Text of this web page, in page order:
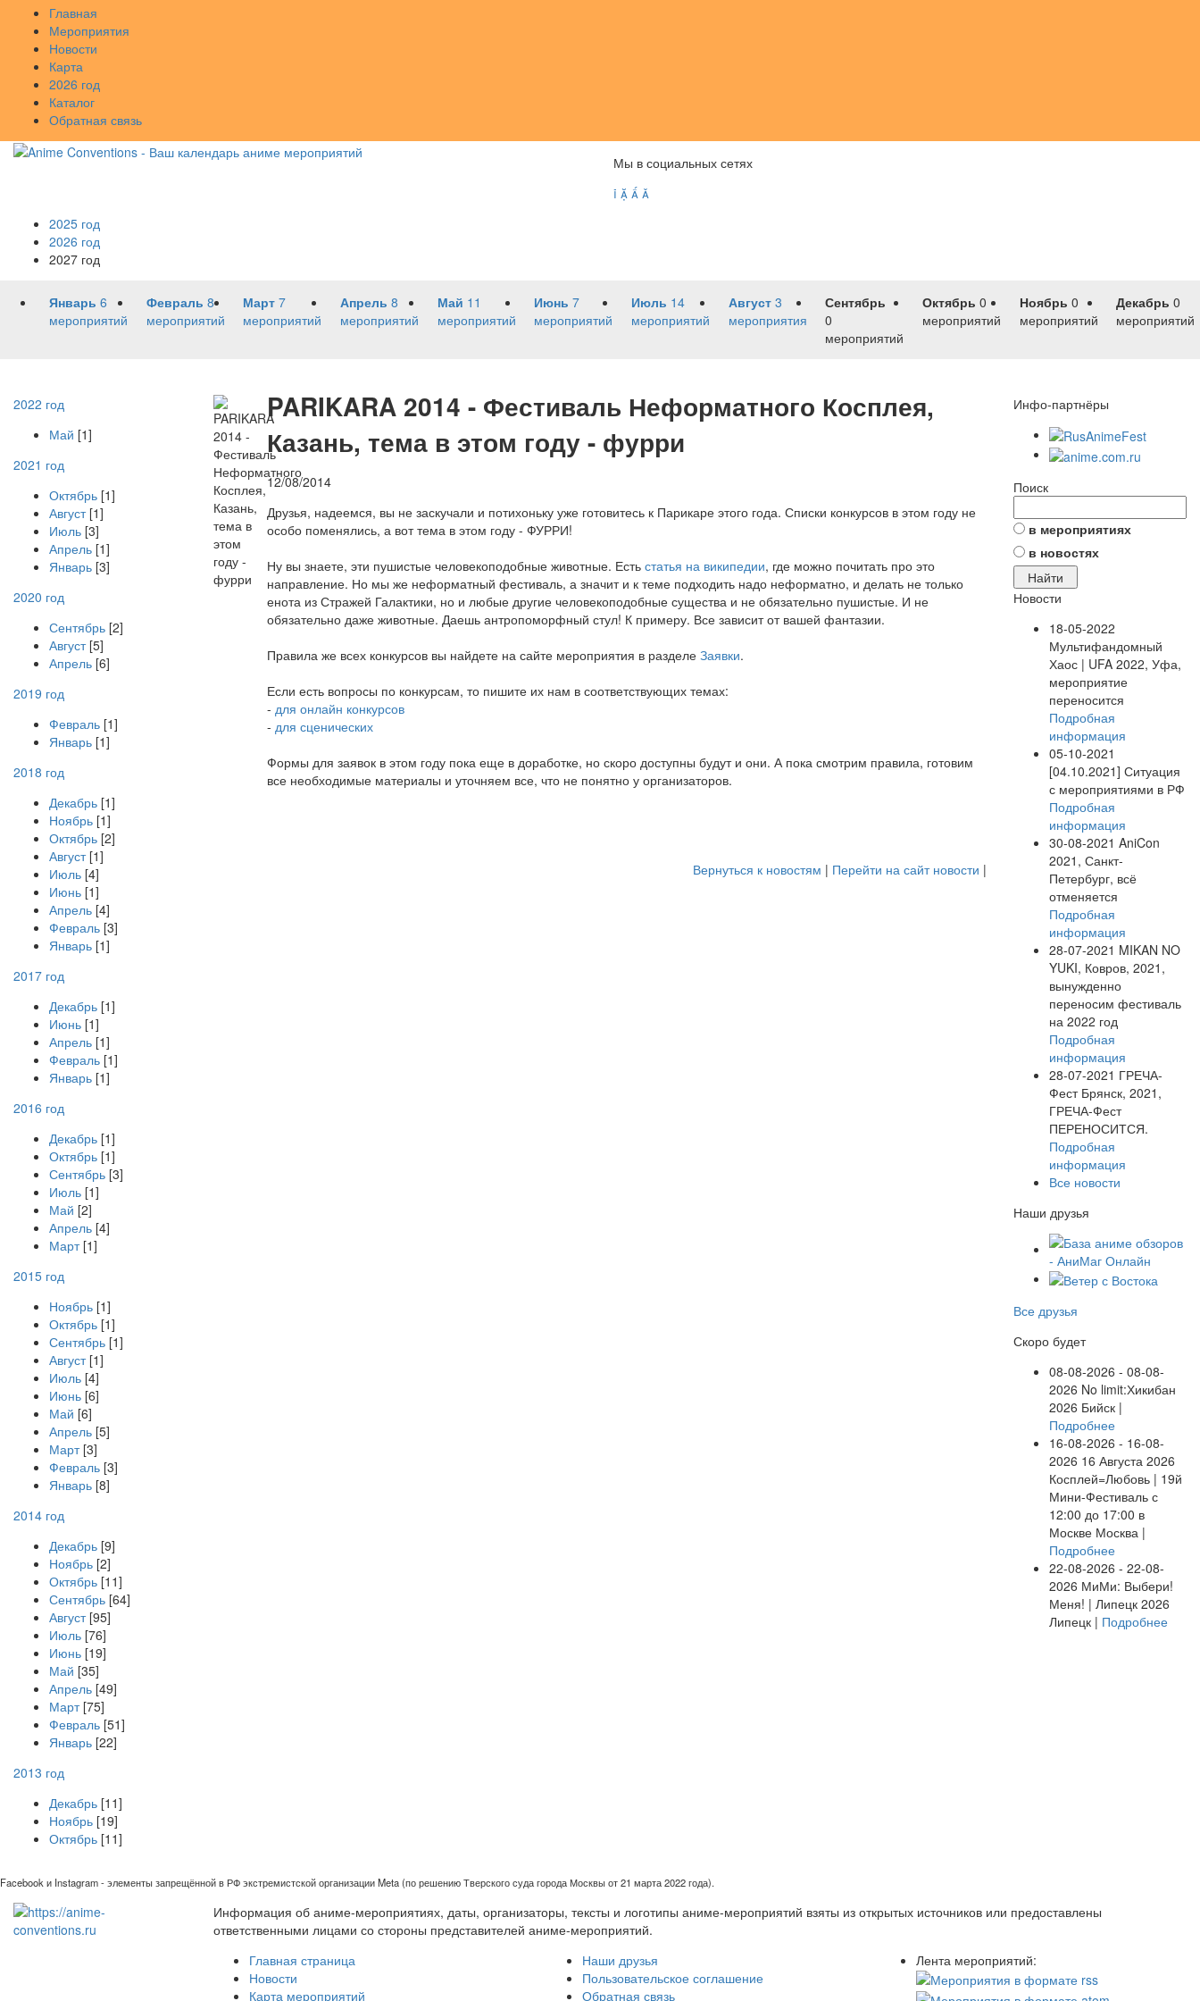
Главная
Мероприятия
Новости
Карта
2026 год
Каталог
Обратная связь
Мы в социальных сетях
   
2025 год
2026 год
2027 год
Январь 6
мероприятий
Февраль 8
мероприятий
Март 7
мероприятий
Апрель 8
мероприятий
Май 11
мероприятий
Июнь 7
мероприятий
Июль 14
мероприятий
Август 3
мероприятия
Сентябрь
0
мероприятий
Октябрь 0
мероприятий
Ноябрь 0
мероприятий
Декабрь 0
мероприятий
2022 год
Май [1]
2021 год
Октябрь [1]
Август[1]
Июль [3]
Апрель [1]
Январь [3]
2020 год
Сентябрь [2]
Август[5]
Апрель [6]
2019 год
Февраль [1]
Январь [1]
2018 год
Декабрь [1]
Ноябрь [1]
Октябрь [2]
Август[1]
Июль [4]
Июнь [1]
Апрель [4]
Февраль [3]
Январь [1]
2017 год
Декабрь [1]
Июнь [1]
Апрель [1]
Февраль [1]
Январь [1]
2016 год
Декабрь [1]
Октябрь [1]
Сентябрь [3]
Июль [1]
Май [2]
Апрель [4]
Март[1]
2015 год
Ноябрь [1]
Октябрь [1]
Сентябрь [1]
Август[1]
Июль [4]
Июнь [6]
Май [6]
Апрель [5]
Март[3]
Февраль [3]
Январь [8]
2014 год
Декабрь [9]
Ноябрь [2]
Октябрь [11]
Сентябрь [64]
Август[95]
Июль [76]
Июнь [19]
Май [35]
Апрель [49]
Март[75]
Февраль [51]
Январь [22]
2013 год
Декабрь [11]
Ноябрь [19]
Октябрь [11]
PARIKARA 2014 - Фестиваль Неформатного Косплея,
Казань, тема в этом году - фурри
12/08/2014
Друзья, надеемся, вы не заскучали и потихоньку уже готовитесь к Парикаре этого года. Списки конкурсов в этом году не
особо поменялись, а вот тема в этом году - ФУРРИ!
Ну вы знаете, эти пушистые человекоподобные животные. Есть статья на википедии, где можно почитать про это
направление. Но мы же неформатный фестиваль, а значит и к теме подходить надо неформатно, и делать не только
енота из Стражей Галактики, но и любые другие человекоподобные существа и не обязательно пушистые. И не
обязательно даже животные. Даешь антропоморфный стул! К примеру. Все зависит от вашей фантазии.
Правила же всех конкурсов вы найдете на сайте мероприятия в разделе Заявки.
Если есть вопросы по конкурсам, то пишите их нам в соответствующих темах:
- для онлайн конкурсов
- для сценических
Формы для заявок в этом году пока еще в доработке, но скоро доступны будут и они. А пока смотрим правила, готовим
все необходимые материалы и уточняем все, что не понятно у организаторов.
Вернуться к новостям | Перейти на сайт новости |
Инфо-партнёры
Поиск
в мероприятиях
в новостях
Новости
18-05-2022
Мультифандомный
Хаос | UFA 2022, Уфа,
мероприятие
переносится
Подробная
информация
05-10-2021
[04.10.2021] Ситуация
с мероприятиями в РФ
Подробная
информация
30-08-2021 AniCon
2021, Санкт-
Петербург, всё
отменяется
Подробная
информация
28-07-2021 MIKAN NO
YUKI, Ковров, 2021,
вынужденно
переносим фестиваль
на 2022 год
Подробная
информация
28-07-2021 ГРЕЧА-
Фест Брянск, 2021,
ГРЕЧА-Фест
ПЕРЕНОСИТСЯ.
Подробная
информация
Все новости
Наши друзья
Все друзья
Скоро будет
08-08-2026 - 08-08-
2026 No limit:Хикибан
2026 Бийск |
Подробнее
16-08-2026 - 16-08-
2026 16 Августа 2026
Косплей=Любовь | 19й
Мини-Фестиваль с
12:00 до 17:00 в
Москве Москва |
Подробнее
22-08-2026 - 22-08-
2026 МиМи: Выбери!
Меня! | Липецк 2026
Липецк | Подробнее
Facebook и Instagram - элементы запрещённой в РФ экстремистской организации Meta (по решению Тверского суда города Москвы от 21 марта 2022 года).
Информация об аниме-мероприятиях, даты, организаторы, тексты и логотипы аниме-мероприятий взяты из открытых источников или предоставлены
ответственными лицами со стороны представителей аниме-мероприятий.
Главная страница
Новости
Карта мероприятий
Наши друзья
Пользовательское соглашение
Обратная связь
Лента мероприятий: